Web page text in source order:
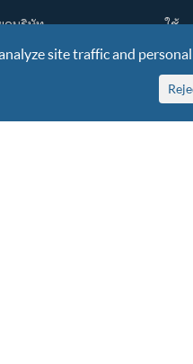
ดบริษัท
บัตรกิตติมศักดิ์
ใช้
ราย
ขนบ
site traffic and